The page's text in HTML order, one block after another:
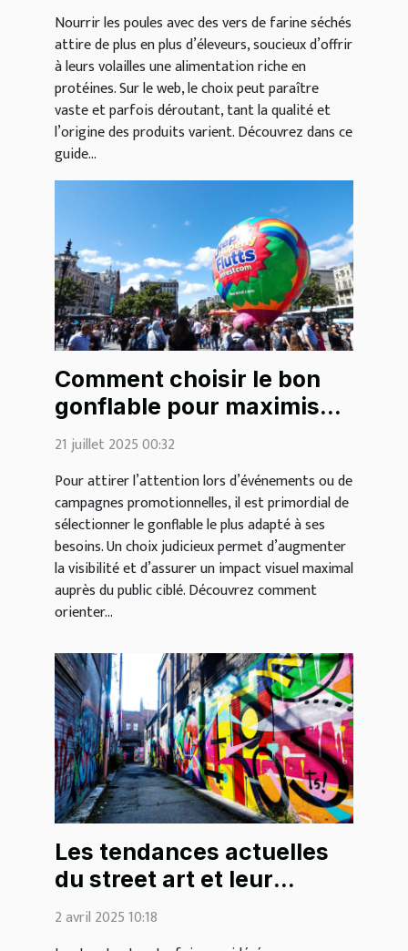
Nourrir les poules avec des vers de farine séchés
attire de plus en plus d’éleveurs, soucieux d’offrir
à leurs volailles une alimentation riche en
protéines. Sur le web, le choix peut paraître
vaste et parfois déroutant, tant la qualité et
l’origine des produits varient. Découvrez dans ce
guide...
Comment choisir le bon
gonflable pour maximiser
votre visibilité?
21 juillet 2025 00:32
Pour attirer l’attention lors d’événements ou de
campagnes promotionnelles, il est primordial de
sélectionner le gonflable le plus adapté à ses
besoins. Un choix judicieux permet d’augmenter
la visibilité et d’assurer un impact visuel maximal
auprès du public ciblé. Découvrez comment
orienter...
Les tendances actuelles
du street art et leur
impact sur la décoration
2 avril 2025 10:18